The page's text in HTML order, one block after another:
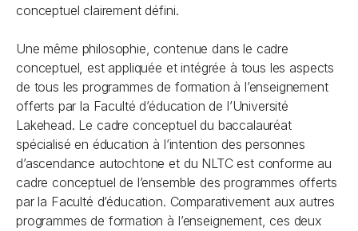
conceptuel clairement défini.
Une même philosophie, contenue dans le cadre
conceptuel, est appliquée et intégrée à tous les aspects
de tous les programmes de formation à l’enseignement
offerts par la Faculté d’éducation de l’Université
Lakehead. Le cadre conceptuel du baccalauréat
spécialisé en éducation à l’intention des personnes
d’ascendance autochtone et du NLTC est conforme au
cadre conceptuel de l’ensemble des programmes offerts
par la Faculté d’éducation. Comparativement aux autres
programmes de formation à l’enseignement, ces deux